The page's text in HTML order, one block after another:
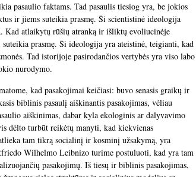
pasaulio faktams. Tad pasaulis tiesiog yra, be jokios
ir jiems suteikia prasmę. Ši scientistinė ideologija
Kad atlaikytų rūšių atranką ir išliktų evoliucinėje
prasmę. Ši ideologija yra ateistinė, teigianti, kad
Tad istorijoje pasirodančios vertybės yra viso labo
nurodymo.
kad pasakojimai keičiasi: buvo senasis graikų ir
biblinis pasaulį aiškinantis pasakojimas, vėliau
aiškinimas, dabar kyla ekologinis ar dalyvavimo
dėlto turbūt reikėtų manyti, kad kiekvienas
tam tikrą socialinį ir kosminį užsakymą, yra
Wilhelmo Leibnizo turime postuluoti, kad yra tam
pasakojimų. Iš tiesų ir biblinis pasakojimas,